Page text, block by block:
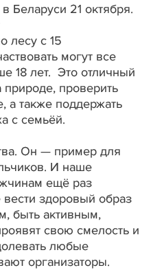
Беларуси 21 октября.
лесу с 15
могут все
18 лет. Это отличный
проверить
а также поддержать
с семьёй.
Он — пример для
И наше
ещё раз
вести здоровый образ
быть активным,
свою смелость и
любые
организаторы.